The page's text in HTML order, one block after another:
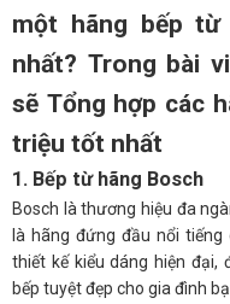
một hãng bếp
nhất? Trong bài
sẽ Tổng hợp các
triệu tốt nhất
1. Bếp từ hãng Bosch
Bosch là thương hiệu đa
là hãng đứng đầu nổi
thiết kế kiểu dáng hiện đại,
bếp tuyệt đẹp cho gia đình